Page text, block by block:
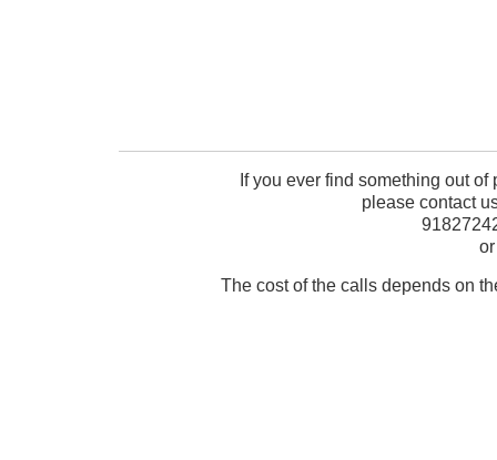
If you ever find something out
please contact
The cost of the calls depends on